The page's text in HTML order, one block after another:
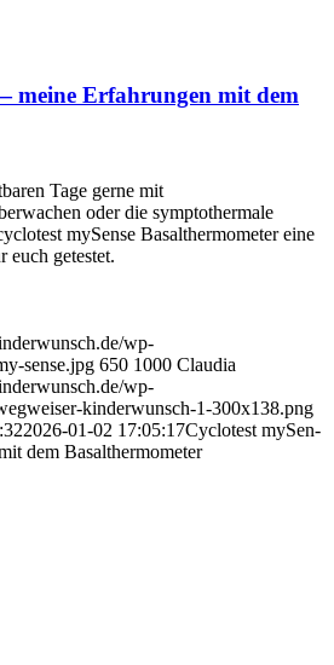
mei­ne Erfah­run­gen mit dem
Tage gerne mit
oder die symptothermale
mySense Basalthermometer eine
euch getestet.
wp-
sense.jpg 650 1000 Claudia
wp-
kinderwunsch-1-300x138.png
2026-01-02 17:05:17Cyclo­test mySen­
dem Basal­ther­mo­me­ter